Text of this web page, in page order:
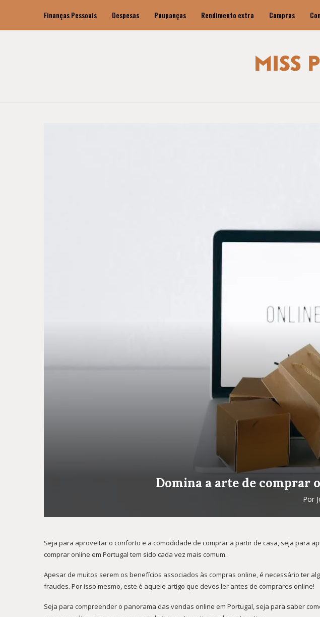
Finanças Pessoais Despesas Poupanças Rendimento extra Compras
Domina a arte de comprar
Por
Seja para aproveitar o conforto e a comodidade de comprar a partir de casa, seja para
comprar online em Portugal tem sido cada vez mais comum.
Apesar de muitos serem os benefícios associados às compras online, é necessário ter
fraudes. Por isso mesmo, este é aquele artigo que deves ler antes de comprares online!
Seja para compreender o panorama das vendas online em Portugal, seja para saber